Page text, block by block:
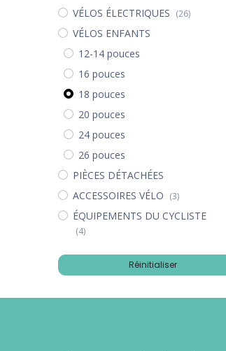
VÉLOS ÉLECTRIQUES (26)
VÉLOS ENFANTS
12-14 pouces
16 pouces
18 pouces
20 pouces
24 pouces
26 pouces
PIÈCES DÉTACHÉES
ACCESSOIRES VÉLO (3)
ÉQUIPEMENTS DU CYCLISTE
(4)
Réinitialiser